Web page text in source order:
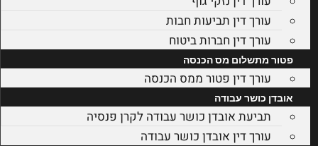
עורך דין תביעות חבות
עורך דין חברות ביטוח
פטור מתשלום מס הכנסה
עורך דין פטור ממס הכנסה
אובדן כושר עבודה
תביעת אובדן כושר עבודה לקרן פנסיה
עורך דין אובדן כושר עבודה